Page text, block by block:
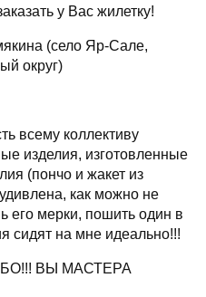
у Вас жилетку!
(село Яр-Сале,
округ)
всему коллективу
изделия, изготовленные
(пончо и жакет из
как можно не
его мерки, пошить один в
сидят на мне идеально!!!
ВЫ МАСТЕРА